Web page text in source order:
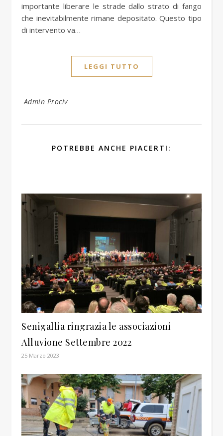
importante liberare le strade dallo strato di fango
che inevitabilmente rimane depositato. Questo tipo
di intervento va…
LEGGI TUTTO
Admin Prociv
POTREBBE ANCHE PIACERTI:
Senigallia ringrazia le associazioni –
Alluvione Settembre 2022
25 Marzo 2023